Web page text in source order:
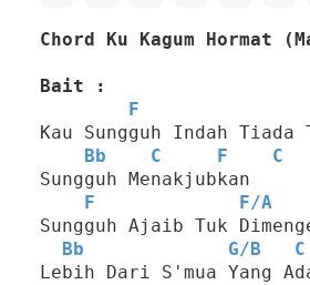
Chord Ku Kagum Hormat
Bait :
F
Kau Sungguh Indah Tiada
Bb
C F
C
Sungguh Menakjubkan
F
F/A
Sungguh Ajaib Tuk
Bb
G/ B
C
Lebih Dari S'mua Yang